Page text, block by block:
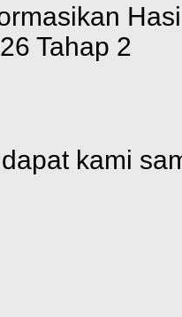
Tahap 2
kami